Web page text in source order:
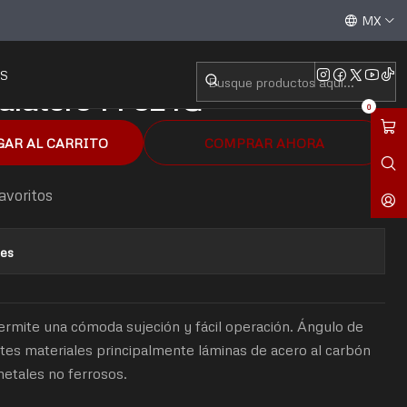
0
Aceptamos todas las tarjetas de crédito / débito y
MX
14 324G
AL CARRITO COMPRAR AHORA
una cómoda sujeción y fácil operación. Ángulo de
materiales principalmente láminas de acero al carbón
no ferrosos.